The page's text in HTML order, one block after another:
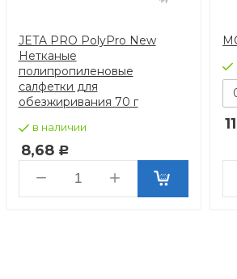
JETA PRO PolyPro New
Нетканые
полипропиленовые
салфетки для
обезжиривания 70 г
в наличии
8,68 Р